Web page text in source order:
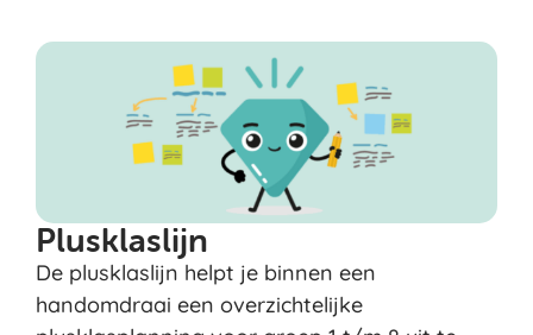
Plusklaslijn
De plusklaslijn helpt je binnen een
handomdraai een overzichtelijke